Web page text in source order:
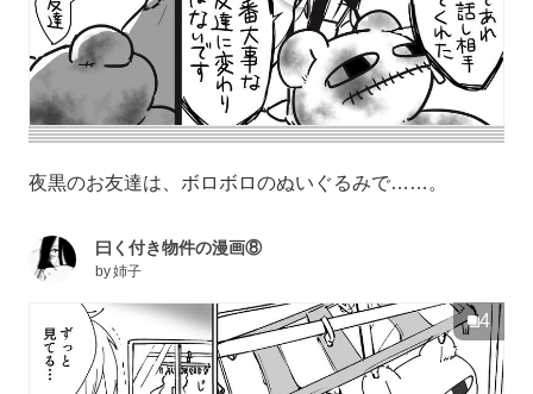
夜黒のお友達は、ボロボロのぬいぐるみで……。
曰く付き物件の漫画⑧
by姉子
4